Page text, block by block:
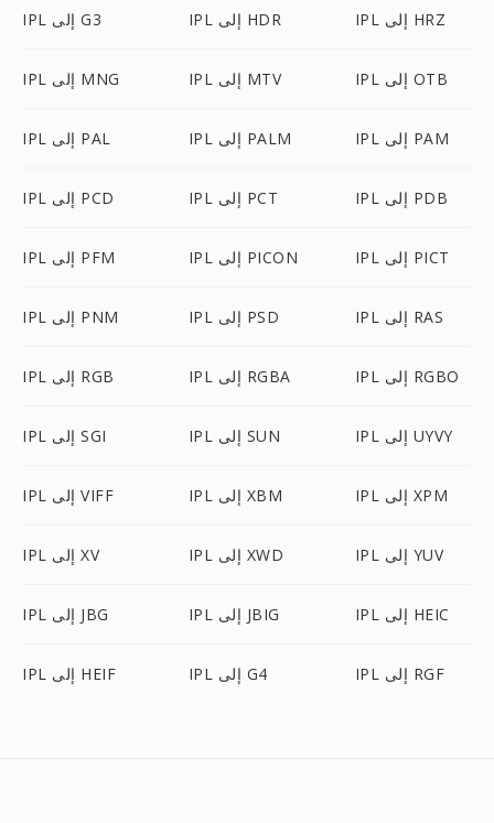
IPL إلى G3 IPL إلى HDR IPL إلى HRZ
IPL إلى MNG IPL إلى MTV IPL إلى OTB
IPL إلى PAL IPL إلى PALM IPL إلى PAM
IPL إلى PCD IPL إلى PCT IPL إلى PDB
IPL إلى PFM IPL إلى PICON IPL إلى PICT
IPL إلى PNM IPL إلى PSD IPL إلى RAS
IPL إلى RGB IPL إلى RGBA IPL إلى RGBO
IPL إلى SGI IPL إلى SUN IPL إلى UYVY
IPL إلى VIFF IPL إلى XBM IPL إلى XPM
IPL إلى XV IPL إلى XWD IPL إلى YUV
IPL إلى JBG IPL إلى JBIG IPL إلى HEIC
IPL إلى HEIF IPL إلى G4 IPL إلى RGF